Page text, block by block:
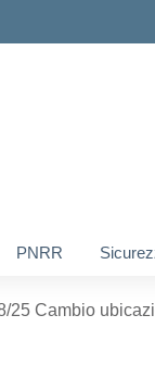
PNRR
25 Cambio